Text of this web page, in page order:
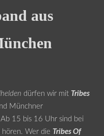
aus
dürfen wir mit Tribes
Münchner
15 bis 16 Uhr sind bei
Wer die Tribes Of